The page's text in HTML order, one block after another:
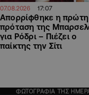
07.08.2026 17:07
Απορρίφθηκε η πρώτη
πρόταση της
για Ρόδρι – Πιέζει ο
παίκτης την Σίτι
ΦΩΤΟΓΡΑΦΙΑ ΤΗΣ